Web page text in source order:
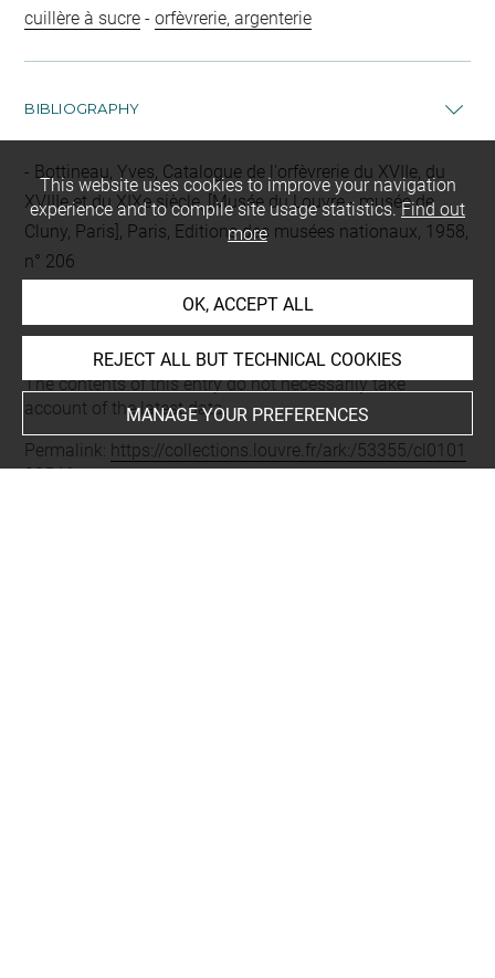
cuillère à sucre -orfèvrerie, argenterie
BIBLIOGRAPHY
Bottineau, Yves, Catalogue de l'orfèvrerie du XVIIe, du
XVIIIe et du XIXe siècle, [Musée du Louvre - musée de
Cluny, Paris], Paris, Editions des musées nationaux, 1958,
n° 206
Last updated on 21.10.2025
The contents of this entry do not necessarily take
account of the latest data.
Permalink: https://collections.louvre.fr/ark:/53355/cl0101
00546
This website uses cookies to improve your navigation
experience and to compile site usage statistics.Find out
more
OK, ACCEPT ALL
REJECT ALL BUT TECHNICAL COOKIES
MANAGE YOUR PREFERENCES